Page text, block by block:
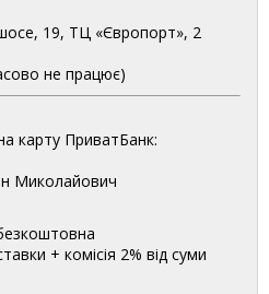
19, ТЦ «Європорт», 2
не працює)
карту ПриватБанк:
Миколайович
+ комісія 2% від суми